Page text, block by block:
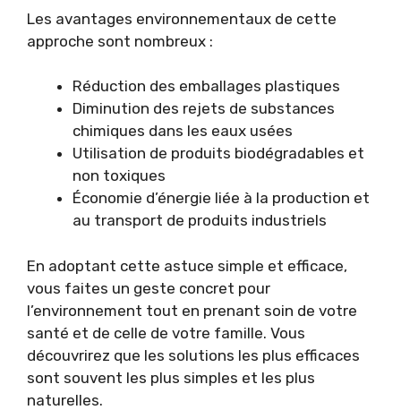
Les avantages environnementaux de cette
approche sont nombreux :
Réduction des emballages plastiques
Diminution des rejets de substances
chimiques dans les eaux usées
Utilisation de produits biodégradables et
non toxiques
Économie d’énergie liée à la production et
au transport de produits industriels
En adoptant cette astuce simple et efficace,
vous faites un geste concret pour
l’environnement tout en prenant soin de votre
santé et de celle de votre famille. Vous
découvrirez que les solutions les plus efficaces
sont souvent les plus simples et les plus
naturelles.